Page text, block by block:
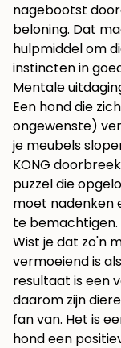
nagebootst
beloning. Dat
hulpmiddel om
instincten in
Mentale
Een hond die
ongewenste)
je meubels
KONG
puzzel die
moet nadenken
te bemachtigen.
Wist je dat zo'n
vermoeiend is
resultaat is een
daarom zijn
fan van. Het is
hond een